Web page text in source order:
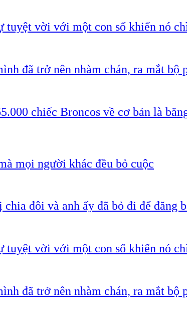
vời với một con số khiến nó
đã trở nên nhàm chán, ra mắt bộ
chiếc Broncos về cơ bản là
mọi người khác đều bỏ cuộc
đôi và anh ấy đã bỏ đi để đăng
vời với một con số khiến nó
đã trở nên nhàm chán, ra mắt bộ